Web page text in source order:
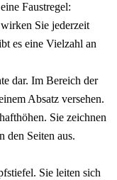
Faustregel:
Sie jederzeit
es eine Vielzahl an
dar. Im Bereich der
Absatz versehen.
Sie zeichnen
den Seiten aus.
Sie leiten sich